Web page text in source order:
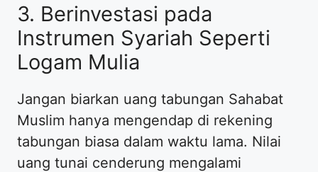
3. Berinvestasi pada
Instrumen Syariah Seperti
Logam Mulia
Jangan biarkan uang tabungan Sahabat
Muslim hanya mengendap di rekening
tabungan biasa dalam waktu lama. Nilai
uang tunai cenderung mengalami